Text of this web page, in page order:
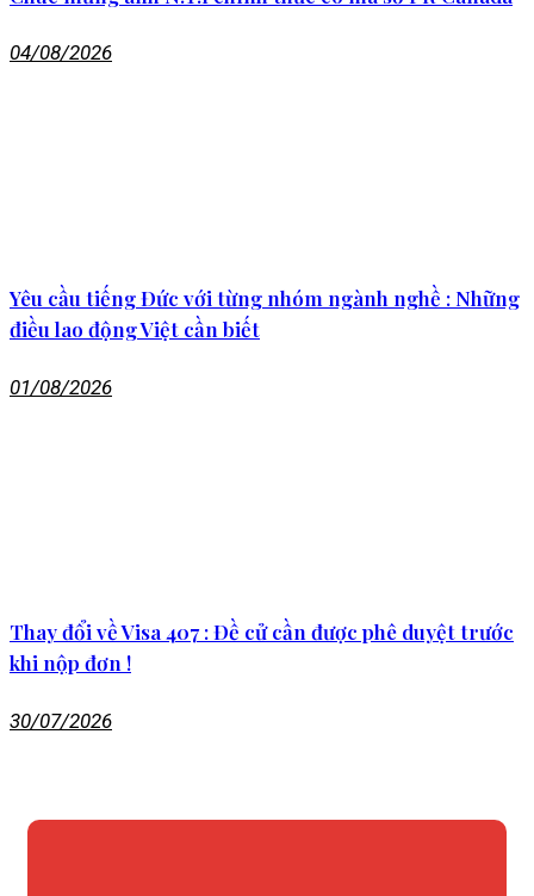
04/08/2026
Yêu cầu tiếng Đức với từng nhóm ngành nghề : Những
điều lao động Việt cần biết
01/08/2026
Thay đổi về Visa 407 : Đề cử cần được phê duyệt trước
khi nộp đơn !
30/07/2026